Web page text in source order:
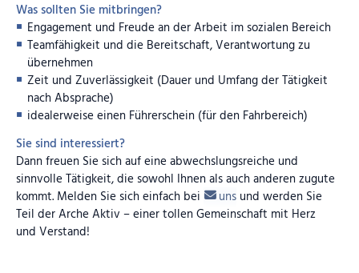
Was sollten Sie mitbringen?
Engagement und Freude an der Arbeit im sozialen Bereich
Teamfähigkeit und die Bereitschaft, Verantwortung zu
übernehmen
Zeit und Zuverlässigkeit (Dauer und Umfang der Tätigkeit
nach Absprache)
idealerweise einen Führerschein (für den Fahrbereich)
Sie sind interessiert?
Dann freuen Sie sich auf eine abwechslungsreiche und
sinnvolle Tätigkeit, die sowohl Ihnen als auch anderen zugute
kommt. Melden Sie sich einfach bei
unsund werden Sie
Teil der Arche Aktiv – einer tollen Gemeinschaft mit Herz
und Verstand!